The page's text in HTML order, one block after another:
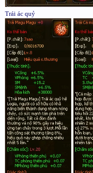
Trái ác quỷ